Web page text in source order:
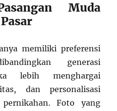
Muda
memiliki preferensi
generasi
lebih menghargai
dan personalisasi
Foto yang